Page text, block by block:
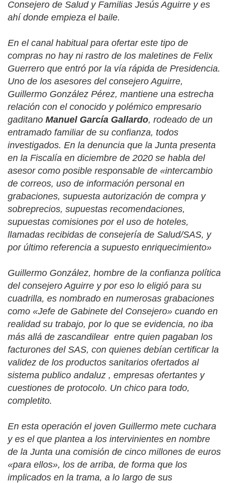
Consejero de Salud y Familias Jesús Aguirre y es
ahí donde empieza el baile.
En el canal habitual para ofertar este tipo de
compras no hay ni rastro de los maletines de Felix
Guerrero que entró por la vía rápida de Presidencia.
Uno de los asesores del consejero Aguirre,
Guillermo González Pérez, mantiene una estrecha
relación con el conocido y polémico empresario
gaditano Manuel García Gallardo, rodeado de un
entramado familiar de su confianza, todos
investigados. En la denuncia que la Junta presenta
en la Fiscalía en diciembre de 2020 se habla del
asesor como posible responsable de «intercambio
de correos, uso de información personal en
grabaciones, supuesta autorización de compra y
sobreprecios, supuestas recomendaciones,
supuestas comisiones por el uso de hoteles,
llamadas recibidas de consejería de Salud/SAS, y
por último referencia a supuesto enriquecimiento»
Guillermo González, hombre de la confianza política
del consejero Aguirre y por eso lo eligió para su
cuadrilla, es nombrado en numerosas grabaciones
como «Jefe de Gabinete del Consejero» cuando en
realidad su trabajo, por lo que se evidencia, no iba
más allá de zascandilear entre quien pagaban los
facturones del SAS, con quienes debían certificar la
validez de los productos sanitarios ofertados al
sistema publico andaluz , empresas ofertantes y
cuestiones de protocolo. Un chico para todo,
completito.
En esta operación el joven Guillermo mete cuchara
y es el que plantea a los intervinientes en nombre
de la Junta una comisión de cinco millones de euros
«para ellos», los de arriba, de forma que los
implicados en la trama, a lo largo de sus